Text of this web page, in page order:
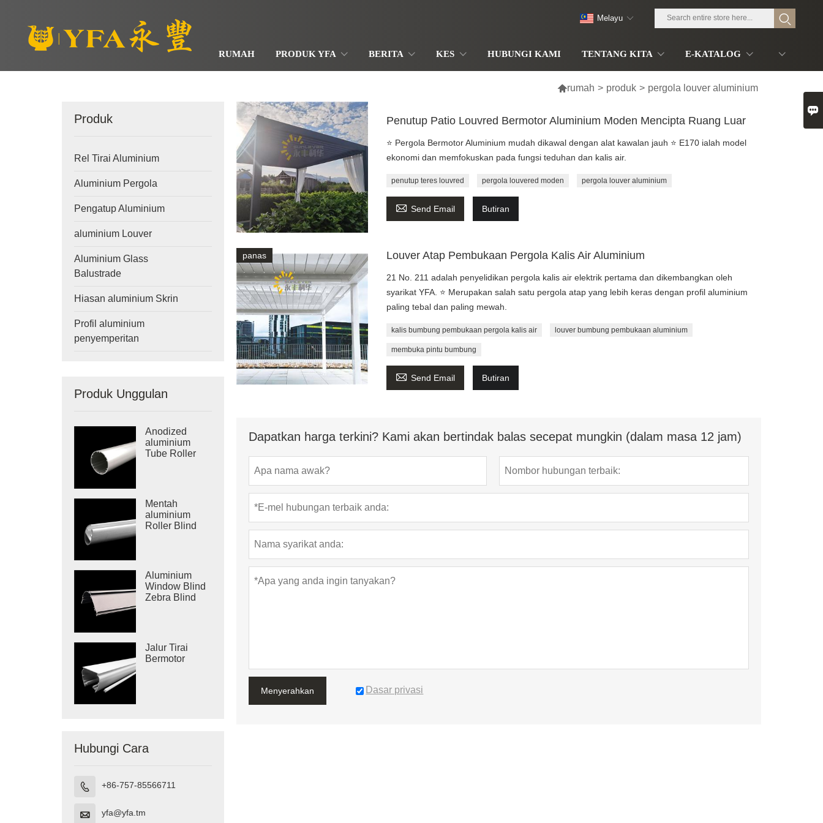
RUMAH PRODUK YFA BERITA KES HUBUNGI KAMI TENTANG KITA E-KATALOG
Melayu
rumah > produk > pergola louver aluminium
Produk
Rel Tirai Aluminium
Aluminium Pergola
Pengatup Aluminium
aluminium Louver
Aluminium Glass
Balustrade
Hiasan aluminium Skrin
Profil aluminium
penyemperitan
Produk Unggulan
Anodized
aluminium
Tube Roller
Mentah
aluminium
Roller Blind
Aluminium
Window Blind
Zebra Blind
Jalur Tirai
Bermotor
Hubungi Cara
 +86-757-85566711
 yfa@yfa.tm
Penutup Patio Louvred Bermotor Aluminium Moden Mencipta Ruang Luar
⭐ Pergola Bermotor Aluminium mudah dikawal dengan alat kawalan jauh ⭐ E170 ialah model
ekonomi dan memfokuskan pada fungsi teduhan dan kalis air.
penutup teres louvred pergola louvered moden pergola louver aluminium
 Send Email Butiran
panas Louver Atap Pembukaan Pergola Kalis Air Aluminium
21 No. 211 adalah penyelidikan pergola kalis air elektrik pertama dan dikembangkan oleh
syarikat YFA. ⭐ Merupakan salah satu pergola atap yang lebih keras dengan profil aluminium
paling tebal dan paling mewah.
kalis bumbung pembukaan pergola kalis air louver bumbung pembukaan aluminium
membuka pintu bumbung
 Send Email Butiran
Dapatkan harga terkini? Kami akan bertindak balas secepat mungkin (dalam masa 12 jam)
Menyerahkan Dasar privasi
